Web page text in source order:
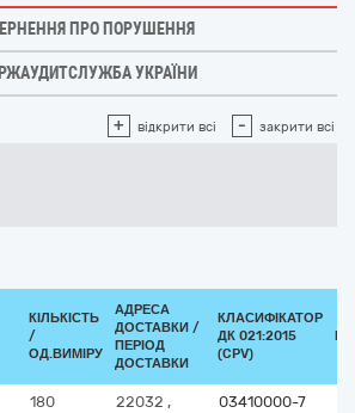
ПРО ПОРУШЕННЯ
УКРАЇНИ
+ відкрити всі - закрити всі
КІЛЬКІСТЬ
/
ОД.ВИМІРУ
АДРЕСА
ДОСТАВКИ /
ПЕРІОД
ДОСТАВКИ
КЛАСИФІКАТОР
ДК 021:2015
(CPV)
180
22032 ,
03410000-7